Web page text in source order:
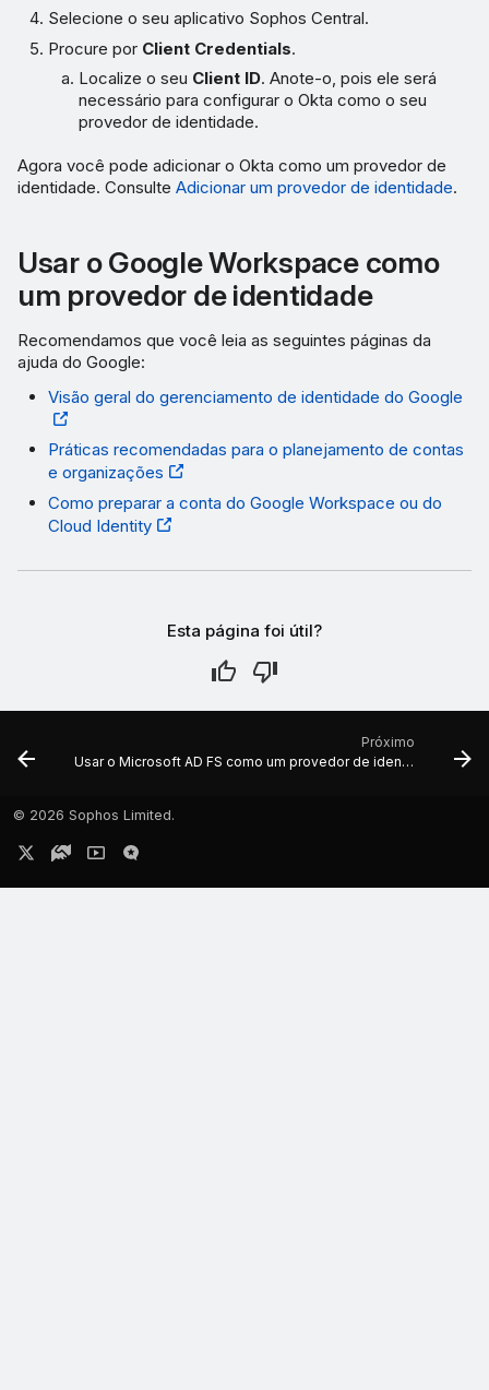
Selecione o seu aplicativo Sophos Central.
Procure por Client Credentials.
Localize o seu Client ID. Anote-o, pois ele será
necessário para configurar o Okta como o seu
provedor de identidade.
Agora você pode adicionar o Okta como um provedor de
identidade. Consulte Adicionar um provedor de identidade.
Usar o Google Workspace como
um provedor de identidade
Recomendamos que você leia as seguintes páginas da
ajuda do Google:
Visão geral do gerenciamento de identidade do Google
Práticas recomendadas para o planejamento de contas
e organizações
Como preparar a conta do Google Workspace ou do
Cloud Identity
Esta página foi útil?
Próximo
Usar o Microsoft AD FS como um provedor de identidade
© 2026 Sophos Limited.